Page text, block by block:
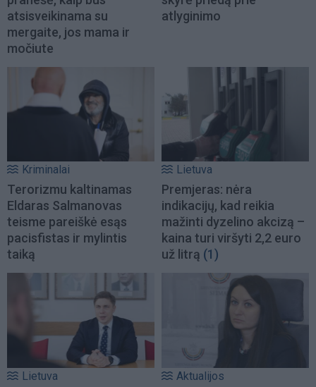
atsisveikinama su
mergaite, jos mama ir
močiute
atlyginimo
Kriminalai
Terorizmu kaltinamas
Eldaras Salmanovas
teisme pareiškė esąs
pacisfistas ir mylintis
taiką
Lietuva
Premjeras: nėra
indikacijų, kad reikia
mažinti dyzelino akcizą –
kaina turi viršyti 2,2 euro
už litrą (1)
Lietuva Aktualijos